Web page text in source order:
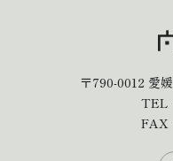
〒790-0012 愛
TEL
FAX